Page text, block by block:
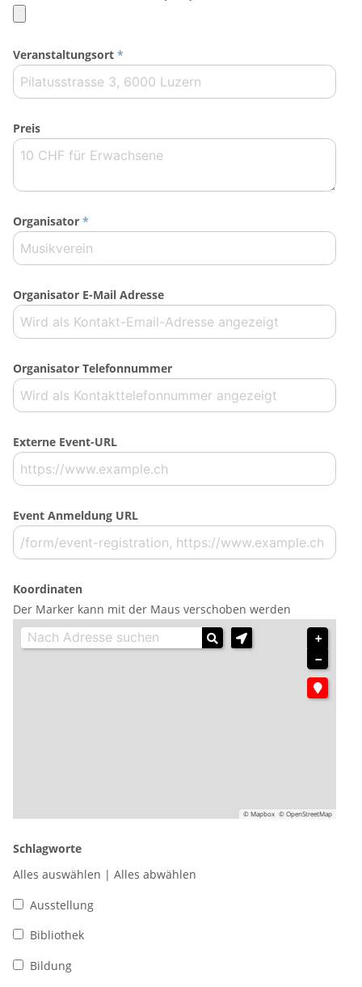
Veranstaltungsort *
Preis
Organisator *
Organisator E-Mail Adresse
Organisator Telefonnummer
Externe Event-URL
Event Anmeldung URL
Koordinaten
Der Marker kann mit der Maus verschoben werden
+
−
© Mapbox © OpenStreetMap
Schlagworte
Alles auswählen | Alles abwählen
Ausstellung
Bibliothek
Bildung